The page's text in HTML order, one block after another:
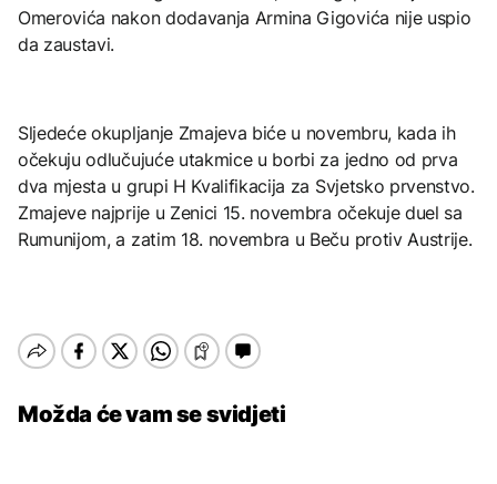
Omerovića nakon dodavanja Armina Gigovića nije uspio
da zaustavi.
Sljedeće okupljanje Zmajeva biće u novembru, kada ih
očekuju odlučujuće utakmice u borbi za jedno od prva
dva mjesta u grupi H Kvalifikacija za Svjetsko prvenstvo.
Zmajeve najprije u Zenici 15. novembra očekuje duel sa
Rumunijom, a zatim 18. novembra u Beču protiv Austrije.
Možda će vam se svidjeti